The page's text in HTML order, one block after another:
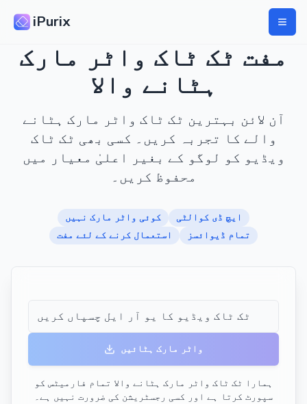
iPurix
مفت ٹک ٹاک واٹر مارک
ہٹانے والا
آن لائن بہترین ٹک ٹاک واٹر مارک ہٹانے
والے کا تجربہ کریں۔ کسی بھی ٹک ٹاک
ویڈیو کو لوگو کے بغیر اعلیٰ معیار میں
محفوظ کریں۔
کوئی واٹر مارک نہیں
ایچ ڈی کوالٹی
استعمال کرنے کے لئے مفت
تمام ڈیوائسز
واٹر مارک ہٹائیں
ہمارا ٹک ٹاک واٹر مارک ہٹانے والا تمام فارمیٹس کو
سپورٹ کرتا ہے اور کسی رجسٹریشن کی ضرورت نہیں ہے۔